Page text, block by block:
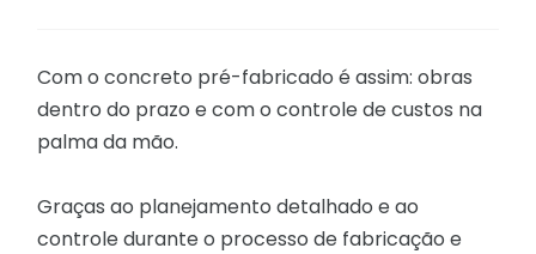
Com o concreto pré-fabricado é assim: obras
dentro do prazo e com o controle de custos na
palma da mão.
Graças ao planejamento detalhado e ao
controle durante o processo de fabricação e